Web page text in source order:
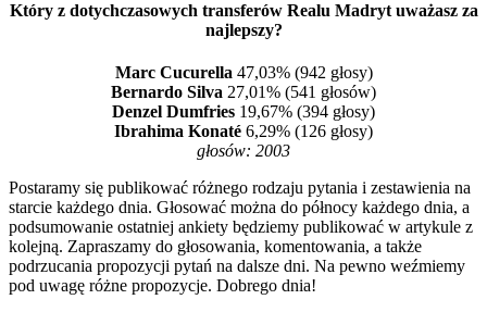
Który z dotychczasowych transferów Realu Madryt uważasz za
najlepszy?
Marc Cucurella 47,03% (942 głosy)
Bernardo Silva 27,01% (541 głosów)
Denzel Dumfries 19,67% (394 głosy)
Ibrahima Konaté 6,29% (126 głosy)
głosów: 2003
Postaramy się publikować różnego rodzaju pytania i zestawienia na
starcie każdego dnia. Głosować można do północy każdego dnia, a
podsumowanie ostatniej ankiety będziemy publikować w artykule z
kolejną. Zapraszamy do głosowania, komentowania, a także
podrzucania propozycji pytań na dalsze dni. Na pewno weźmiemy
pod uwagę różne propozycje. Dobrego dnia!